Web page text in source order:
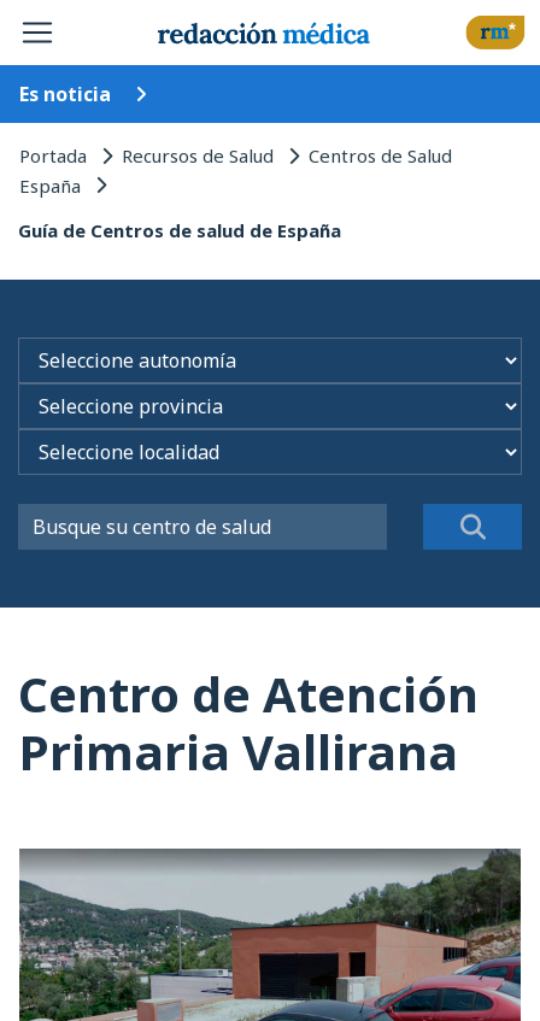
Es noticia
Portada Recursos de Salud Centros de Salud
España
Guía de Centros de salud de España
Centro de Atención
Primaria Vallirana